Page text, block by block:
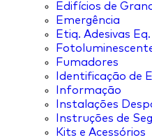
Edifícios de
Emergência
Etiq. Adesivas
Fumadores
Identificação de
Informação
Instalações
Instruções de
Kits e Acessórios